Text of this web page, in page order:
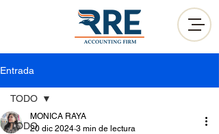
Entrada
TODO
TODO
MONICA RAYA
20 dic 2024 3 min de lectura